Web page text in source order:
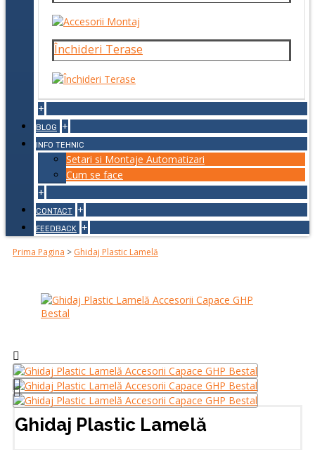
Închideri Terase
+
BLOG +
INFO TEHNIC
Setari si Montaje Automatizari
Cum se face
+
CONTACT +
FEEDBACK +
Prima Pagina > Ghidaj Plastic Lamelă
Ghidaj Plastic Lamelă